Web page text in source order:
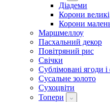
Діадеми
Корони великі
Корони
Маршмеллоу
Пасхальний декор
Повітряний рис
Свічки
Сублімовані ягоди
Сусальне золото
Сухоцвіти
Топери